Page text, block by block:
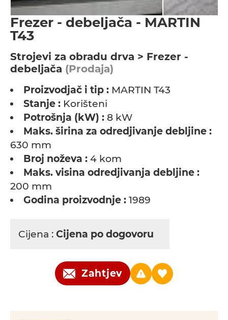
Frezer - debeljača - MARTIN
T43
Strojevi za obradu drva > Frezer -
debeljača (Prodaja)
Proizvodjač i tip : MARTIN T43
Stanje : Korišteni
Potrošnja (kW) : 8 kW
Maks. širina za odredjivanje debljine :
630 mm
Broj noževa : 4 kom
Maks. visina odredjivanja debljine :
200 mm
Godina proizvodnje : 1989
Cijena : Cijena po dogovoru
Zahtjev